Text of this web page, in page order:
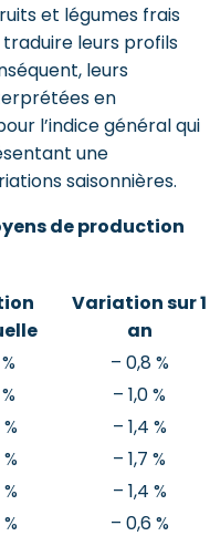
et légumes frais
traduire leurs profils
leurs
en
l’indice général qui
une
saisonnières.
de production
Variation sur 1
an
– 0,8 %
– 1,0 %
– 1,4 %
– 1,7 %
– 1,4 %
– 0,6 %